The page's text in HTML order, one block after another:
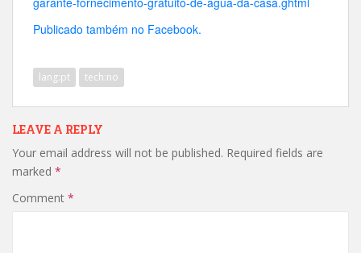
Publicado também no Facebook.
lang:pt tech:no
LEAVE A REPLY
Your email address will not be published. Required fields are
marked *
Comment *